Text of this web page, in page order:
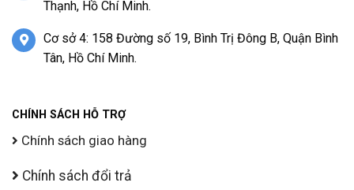
Thạnh, Hồ Chí Minh.
Cơ sở 4: 158 Đường số 19, Bình Trị Đông B, Quận Bình
Tân, Hồ Chí Minh.
CHÍNH SÁCH HỖ TRỢ
Chính sách giao hàng
Chính sách đổi trả